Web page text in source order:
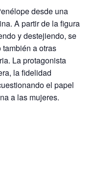
desde una
A partir de la figura
y destejiendo, se
a otras
La protagonista
la fidelidad
el papel
a las mujeres.